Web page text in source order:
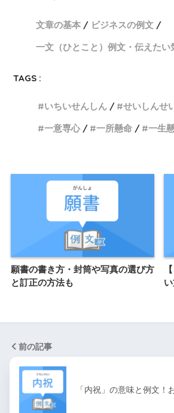
文章の基本
ビジネスの例文
一文（ひとこと）例文・伝えたい
TAGS :
いちいせんしん
せいしんせ
一意専心
一所懸命 一生
願書の書き方・封筒や写真の選び方
と訂正の方法も
前の記事
「内祝」の意味と例文！